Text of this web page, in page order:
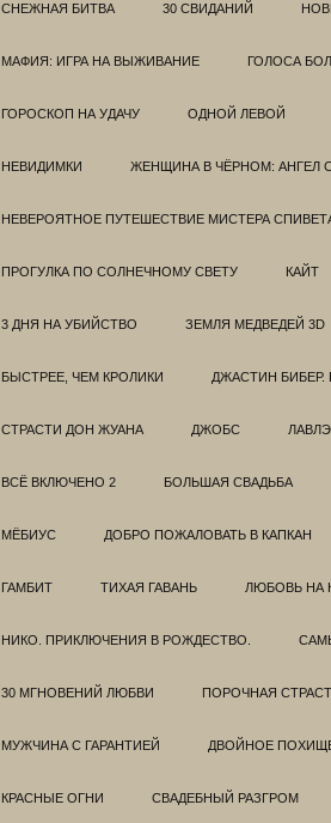
СНЕЖНАЯ БИТВА 30 СВИДАНИЙ
МАФИЯ: ИГРА НА ВЫЖИВАНИЕ ГОЛОСА
ГОРОСКОП НА УДАЧУ ОДНОЙ ЛЕВОЙ
НЕВИДИМКИ ЖЕНЩИНА В ЧЁРНОМ: АНГЕЛ
НЕВЕРОЯТНОЕ ПУТЕШЕСТВИЕ МИСТЕРА
ПРОГУЛКА ПО СОЛНЕЧНОМУ СВЕТУ КАЙТ
3 ДНЯ НА УБИЙСТВО ЗЕМЛЯ МЕДВЕДЕЙ 3D
БЫСТРЕЕ, ЧЕМ КРОЛИКИ ДЖАСТИН БИБЕР.
СТРАСТИ ДОН ЖУАНА ДЖОБС
ВСЁ ВКЛЮЧЕНО 2 БОЛЬШАЯ СВАДЬБА
МЁБИУС ДОБРО ПОЖАЛОВАТЬ В КАПКАН
ГАМБИТ ТИХАЯ ГАВАНЬ ЛЮБОВЬ НА
НИКО. ПРИКЛЮЧЕНИЯ В РОЖДЕСТВО.
30 МГНОВЕНИЙ ЛЮБВИ ПОРОЧНАЯ
МУЖЧИНА С ГАРАНТИЕЙ ДВОЙНОЕ
КРАСНЫЕ ОГНИ СВАДЕБНЫЙ РАЗГРОМ